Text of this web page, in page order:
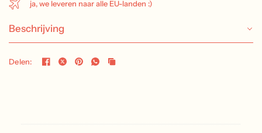
ja, we leveren naar alle EU-landen :)
Beschrijving
Delen: